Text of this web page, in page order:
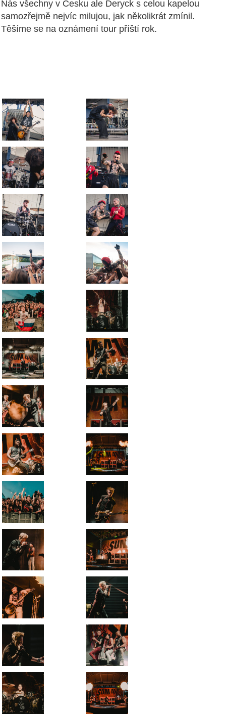
Nás všechny v Česku ale Deryck s celou kapelou
samozřejmě nejvíc milujou, jak několikrát zmínil.
Těšíme se na oznámení tour příští rok.